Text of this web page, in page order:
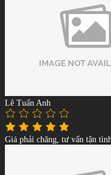
Lê Tuấn Anh
Giá phải chăng, tư vấn tận